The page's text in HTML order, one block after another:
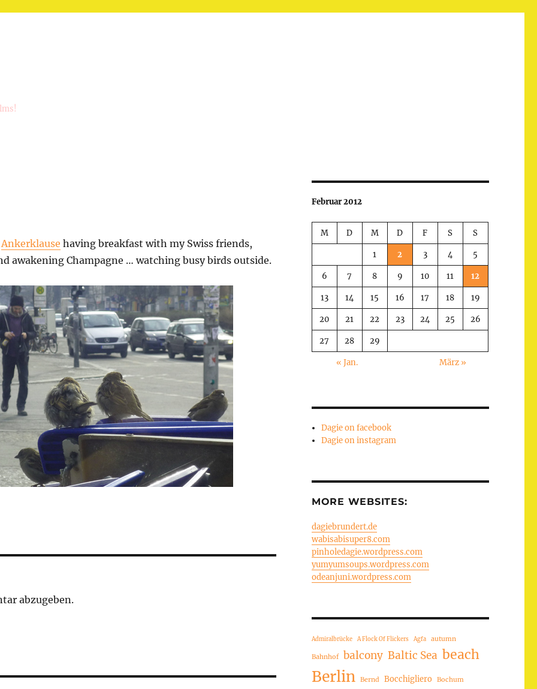
Ankerklause having breakfast with my Swiss friends,
awakening Champagne … watching busy birds outside.
abzugeben.
Februar 2012
M D M D F S S
1 2 3 4 5
6 7 8 9 10 11 12
13 14 15 16 17 18 19
20 21 22 23 24 25 26
27 28 29
« Jan. März »
Dagie on facebook
Dagie on instagram
MORE WEBSITES:
dagiebrundert.de
wabisabisuper8.com
pinholedagie.wordpress.com
yumyumsoups.wordpress.com
odeanjuni.wordpress.com
Admiralbrücke A Flock Of Flickers Agfa autumn
Bahnhof balcony Baltic Sea beach
Berlin Bernd Bocchigliero Bochum